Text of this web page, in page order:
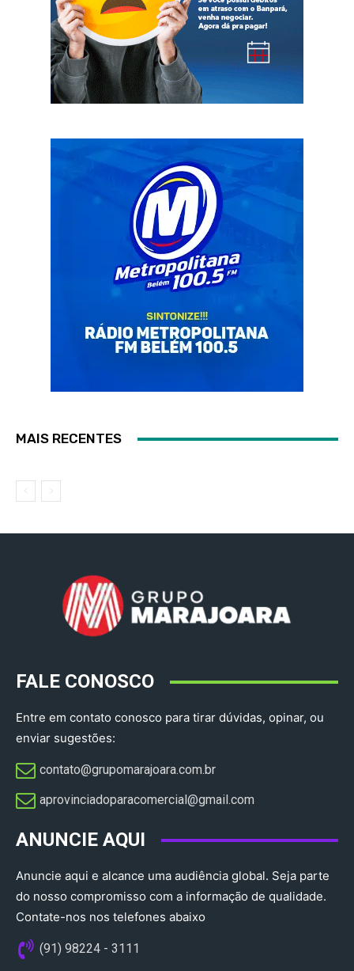
MAIS RECENTES
FALE CONOSCO
Entre em contato conosco para tirar dúvidas, opinar, ou
enviar sugestões:
contato@grupomarajoara.com.br
aprovinciadoparacomercial@gmail.com​
ANUNCIE AQUI
Anuncie aqui e alcance uma audiência global. Seja parte
do nosso compromisso com a informação de qualidade.
Contate-nos nos telefones abaixo
(91) 98224 - 3111